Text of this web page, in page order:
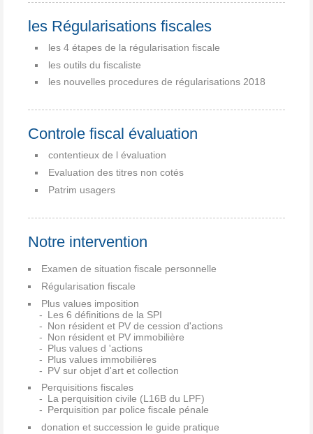
les Régularisations fiscales
les 4 étapes de la régularisation fiscale
les outils du fiscaliste
les nouvelles procedures de régularisations 2018
Controle fiscal évaluation
contentieux de l évaluation
Evaluation des titres non cotés
Patrim usagers
Notre intervention
Examen de situation fiscale personnelle
Régularisation fiscale
Plus values imposition
Les 6 définitions de la SPI
Non résident et PV de cession d'actions
Non résident et PV immobilière
Plus values d 'actions
Plus values immobilières
PV sur objet d'art et collection
Perquisitions fiscales
La perquisition civile (L16B du LPF)
Perquisition par police fiscale pénale
donation et succession le guide pratique